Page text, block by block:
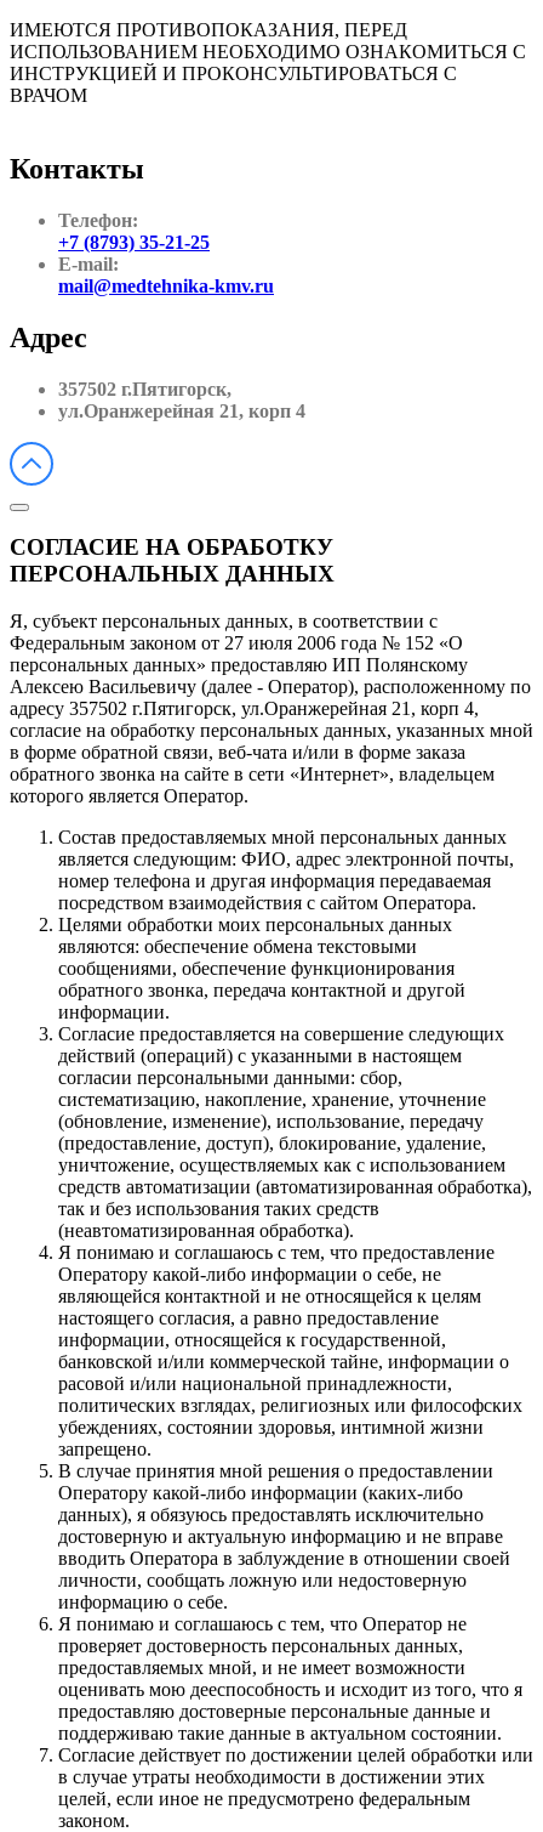
ИМЕЮТСЯ ПРОТИВОПОКАЗАНИЯ, ПЕРЕД
ИСПОЛЬЗОВАНИЕМ НЕОБХОДИМО ОЗНАКОМИТЬСЯ С
ИНСТРУКЦИЕЙ И ПРОКОНСУЛЬТИРОВАТЬСЯ С
ВРАЧОМ
Контакты
Телефон:
+7 (8793) 35-21-25
E-mail:
mail@medtehnika-kmv.ru
Адрес
357502 г.Пятигорск,
ул.Оранжерейная 21, корп 4
СОГЛАСИЕ НА ОБРАБОТКУ
ПЕРСОНАЛЬНЫХ ДАННЫХ
Я, субъект персональных данных, в соответствии с
Федеральным законом от 27 июля 2006 года № 152 «О
персональных данных» предоставляю ИП Полянскому
Алексею Васильевичу (далее - Оператор), расположенному по
адресу 357502 г.Пятигорск, ул.Оранжерейная 21, корп 4,
согласие на обработку персональных данных, указанных мной
в форме обратной связи, веб-чата и/или в форме заказа
обратного звонка на сайте в сети «Интернет», владельцем
которого является Оператор.
Состав предоставляемых мной персональных данных
является следующим: ФИО, адрес электронной почты,
номер телефона и другая информация передаваемая
посредством взаимодействия с сайтом Оператора.
Целями обработки моих персональных данных
являются: обеспечение обмена текстовыми
сообщениями, обеспечение функционирования
обратного звонка, передача контактной и другой
информации.
Согласие предоставляется на совершение следующих
действий (операций) с указанными в настоящем
согласии персональными данными: сбор,
систематизацию, накопление, хранение, уточнение
(обновление, изменение), использование, передачу
(предоставление, доступ), блокирование, удаление,
уничтожение, осуществляемых как с использованием
средств автоматизации (автоматизированная обработка),
так и без использования таких средств
(неавтоматизированная обработка).
Я понимаю и соглашаюсь с тем, что предоставление
Оператору какой-либо информации о себе, не
являющейся контактной и не относящейся к целям
настоящего согласия, а равно предоставление
информации, относящейся к государственной,
банковской и/или коммерческой тайне, информации о
расовой и/или национальной принадлежности,
политических взглядах, религиозных или философских
убеждениях, состоянии здоровья, интимной жизни
запрещено.
В случае принятия мной решения о предоставлении
Оператору какой-либо информации (каких-либо
данных), я обязуюсь предоставлять исключительно
достоверную и актуальную информацию и не вправе
вводить Оператора в заблуждение в отношении своей
личности, сообщать ложную или недостоверную
информацию о себе.
Я понимаю и соглашаюсь с тем, что Оператор не
проверяет достоверность персональных данных,
предоставляемых мной, и не имеет возможности
оценивать мою дееспособность и исходит из того, что я
предоставляю достоверные персональные данные и
поддерживаю такие данные в актуальном состоянии.
Согласие действует по достижении целей обработки или
в случае утраты необходимости в достижении этих
целей, если иное не предусмотрено федеральным
законом.